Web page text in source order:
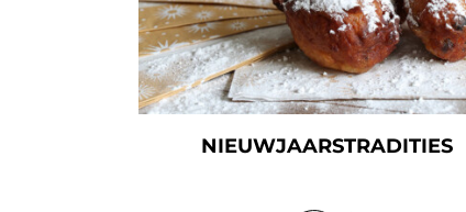
NIEUWJAARSTRADITIES